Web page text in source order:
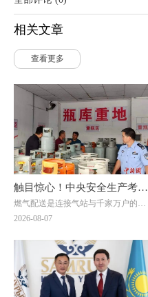
相关文章
查看更多
触目惊心！中央安全生产考核
巡查组暗访云南：液化气瓶装
燃气配送是连接气站与千家万户的关
键环节，但在此次明查暗访中，却成
组随机检查时发现，云南滇楚液化气
有限公司长润街液化气瓶装供应站存
在重大事故隐患。该供应站核定为三
类供应站点，按规范要求存储量不能
超过1立方(15公斤钢瓶最多28瓶)。然
2026-08-07